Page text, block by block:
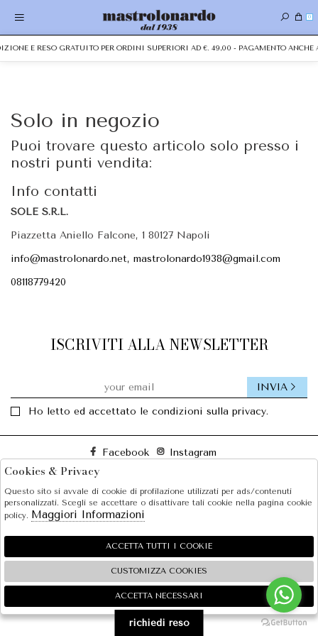
0
E RESO GRATUITO PER ORDINI SUPERIORI AD €. 49,00 - PAGAMENTO ANCHE
Solo in negozio
Puoi trovare questo articolo solo presso i
nostri punti vendita:
Info contatti
SOLE S.R.L.
Piazzetta Aniello Falcone, 1 80127 Napoli
info@mastrolonardo.net, mastrolonardo1938@gmail.com
08118779420
ISCRIVITI ALLA NEWSLETTER
Ho letto ed accettato le condizioni sulla privacy.
INVIA
Facebook Instagram
SOLE S.R.L.
SHOPPING
EXTRA
2026 SOLE S.R.L. - P.iva : 07456781215 Powered byAteliersocietàgruppo Zucchetti
🍪
richiedi reso
Cookies & Privacy
Questo sito si avvale di cookie di profilazione utilizzati per ads/contenuti
personalizzati. Scegli se accettare o disattivare tali cookie nella pagina cookie
policy. Maggiori Informazioni
ACCETTA TUTTI I COOKIE
CUSTOMIZZA COOKIES
ACCETTA NECESSARI